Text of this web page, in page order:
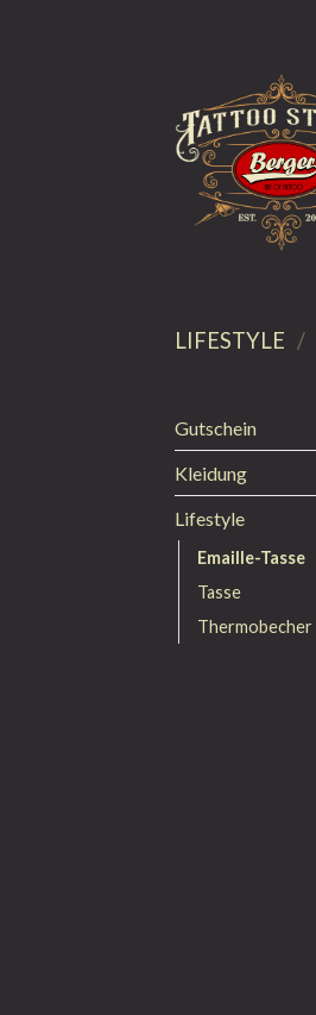
LIFESTYLE /
Gutschein
Kleidung
Lifestyle
Emaille-Tasse
Tasse
Thermobecher